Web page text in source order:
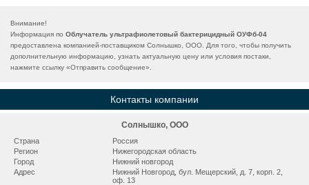
Внимание!
Информация по Облучатель ультрафиолетовый бактерицидный ОУФб-04
предоставлена компанией-поставщиком Солнышко, ООО. Для того, чтобы получить
дополнительную информацию, узнать актуальную цену или условия постаки,
нажмите ссылку «Отправить сообщение».
Контакты компании
Солнышко, ООО
Страна
Россия
Регион
Нижегородская область
Город
Нижний новгород
Адрес
Нижний Новгород, бул. Мещерский, д. 7, корп. 2,
оф. 13